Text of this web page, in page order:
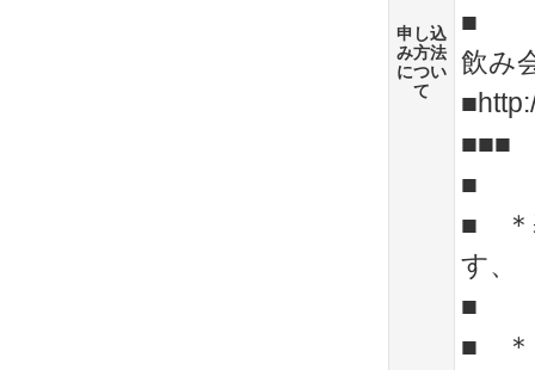
申し込
み方法
につい
て
■ フ
飲み
■■■
■
■ ＊
す、
■
■ ＊